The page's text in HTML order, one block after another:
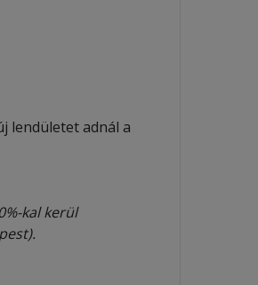
lendületet adnál a
kal kerül